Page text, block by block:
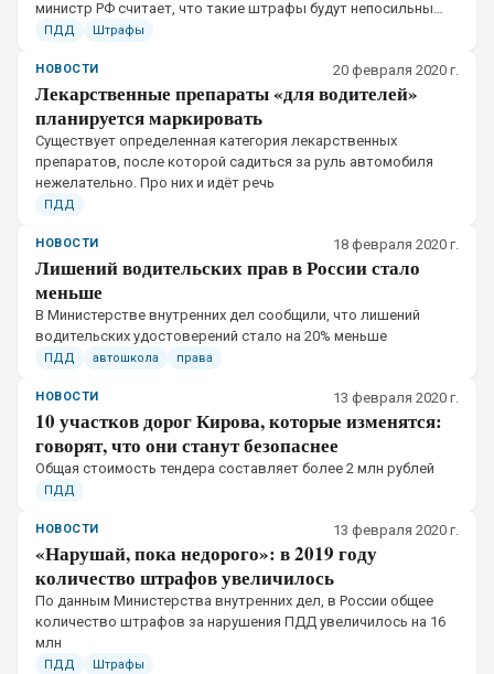
министр РФ считает, что такие штрафы будут непосильны
для граждан страны
ПДД Штрафы
НОВОСТИ 20 февраля 2020 г.
Лекарственные препараты «для водителей»
планируется маркировать
​Существует определенная категория лекарственных
препаратов, после которой садиться за руль автомобиля
нежелательно. Про них и идёт речь
ПДД
НОВОСТИ 18 февраля 2020 г.
Лишений водительских прав в России стало
меньше
​В Министерстве внутренних дел сообщили, что лишений
водительских удостоверений стало на 20% меньше
ПДД автошкола права
НОВОСТИ 13 февраля 2020 г.
10 участков дорог Кирова, которые изменятся:
говорят, что они станут безопаснее
​Общая стоимость тендера составляет более 2 млн рублей
ПДД
НОВОСТИ 13 февраля 2020 г.
«Нарушай, пока недорого»: в 2019 году
количество штрафов увеличилось
​По данным Министерства внутренних дел, в России общее
количество штрафов за нарушения ПДД увеличилось на 16
млн
ПДД Штрафы